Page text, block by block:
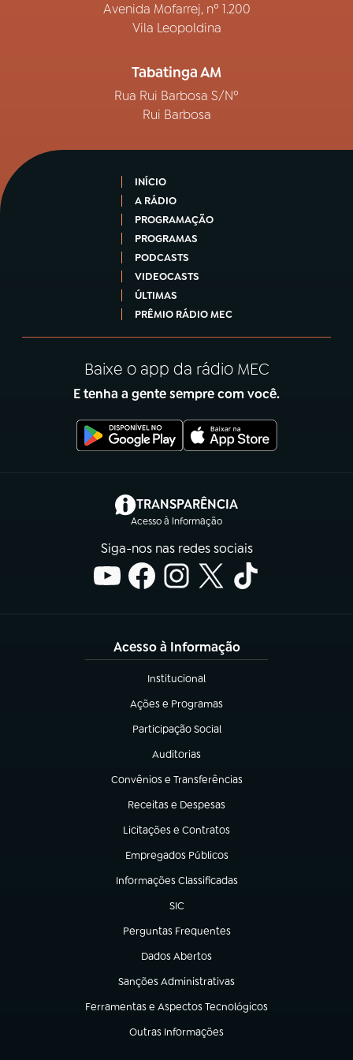
Avenida Mofarrej, nº 1.200
Vila Leopoldina
Tabatinga AM
Rua Rui Barbosa S/Nº
Rui Barbosa
INÍCIO
A RÁDIO
PROGRAMAÇÃO
PROGRAMAS
PODCASTS
VIDEOCASTS
ÚLTIMAS
PRÊMIO RÁDIO MEC
Baixe o app da rádio MEC
E tenha a gente sempre com você.
TRANSPARÊNCIA
Acesso à Informação
(abre em nova aba)
Siga-nos nas redes sociais
Acesso à Informação
Institucional
(abre em nova aba)
Ações e Programas
(abre em nova aba)
Participação Social
(abre em nova aba)
Auditorias
(abre em nova aba)
Convênios e Transferências
(abre em nova aba)
Receitas e Despesas
(abre em nova aba)
Licitações e Contratos
(abre em nova aba)
Empregados Públicos
(abre em nova aba)
Informações Classificadas
(abre em nova aba)
SIC
(abre em nova aba)
Perguntas Frequentes
(abre em nova aba)
Dados Abertos
(abre em nova aba)
Sanções Administrativas
(abre em nova aba)
Ferramentas e Aspectos Tecnológicos
(abre em nova aba)
Outras Informações
(abre em nova aba)